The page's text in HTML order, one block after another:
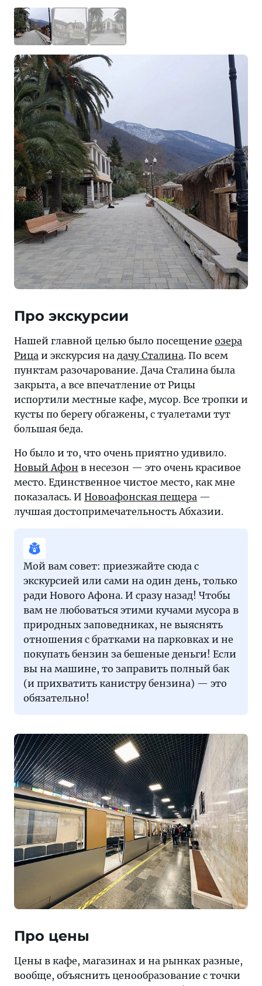
Про экскурсии
Нашей главной целью было посещение озера
Рица и экскурсия на дачу Сталина. По всем
пунктам разочарование. Дача Сталина была
закрыта, а все впечатление от Рицы
испортили местные кафе, мусор. Все тропки и
кусты по берегу обгажены, с туалетами тут
большая беда.
Но было и то, что очень приятно удивило.
Новый Афон в несезон — это очень красивое
место. Единственное чистое место, как мне
показалась. И Новоафонская пещера —
лучшая достопримечательность Абхазии.
Мой вам совет: приезжайте сюда с
экскурсией или сами на один день, только
ради Нового Афона. И сразу назад! Чтобы
вам не любоваться этими кучами мусора в
природных заповедниках, не выяснять
отношения с братками на парковках и не
покупать бензин за бешеные деньги! Если
вы на машине, то заправить полный бак
(и прихватить канистру бензина) — это
обязательно!
Про цены
Цены в кафе, магазинах и на рынках разные,
вообще, объяснить ценообразование с точки